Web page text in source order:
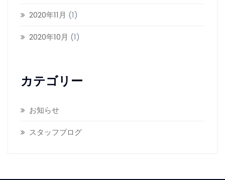
2020年11月 (1)
2020年10月 (1)
カテゴリー
お知らせ
スタッフブログ